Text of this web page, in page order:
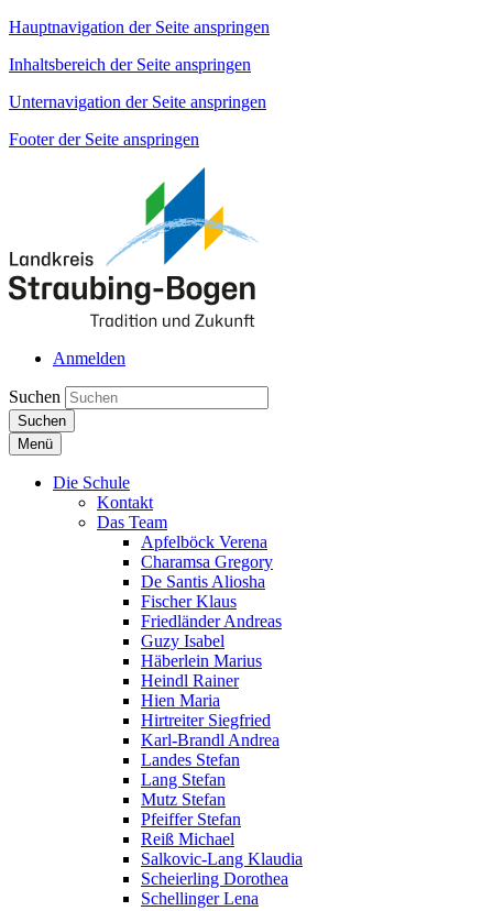
Hauptnavigation der Seite anspringen
Inhaltsbereich der Seite anspringen
Unternavigation der Seite anspringen
Footer der Seite anspringen
Anmelden
Suchen
Suchen
Menü
Die Schule
Kontakt
Das Team
Apfelböck Verena
Charamsa Gregory
De Santis Aliosha
Fischer Klaus
Friedländer Andreas
Guzy Isabel
Häberlein Marius
Heindl Rainer
Hien Maria
Hirtreiter Siegfried
Karl-Brandl Andrea
Landes Stefan
Lang Stefan
Mutz Stefan
Pfeiffer Stefan
Reiß Michael
Salkovic-Lang Klaudia
Scheierling Dorothea
Schellinger Lena